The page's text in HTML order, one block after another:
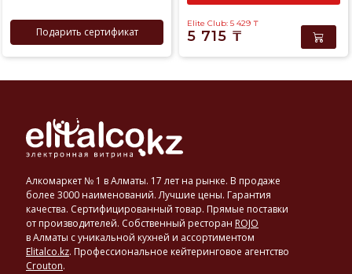
Подарить сертификат
Elite Club: 5 429 ₸
5 715 ₸
Алкомаркет № 1 в Алматы. 17 лет на рынке. В продаже
более 3000 наименований. Лучшие цены. Гарантия
качества. Сертифицированный товар. Прямые поставки
от производителей. Собственный ресторан ROJO
в Алматы с уникальной кухней и ассортиментом
Elitalco.kz. Профессиональное кейтеринговое агентство
Crouton.